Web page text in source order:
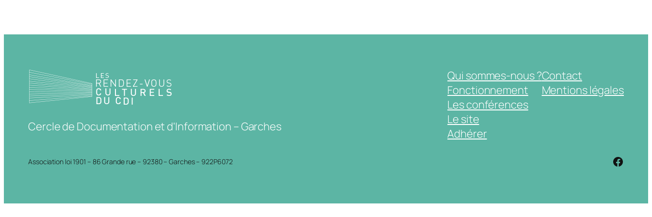
Cercle de Documentation et d'Information – Garches
Qui sommes-nous ?
Fonctionnement
Les conférences
Le site
Adhérer
Contact
Mentions légales
Association loi 1901 – 86 Grande rue – 92380 – Garches – 922P6072